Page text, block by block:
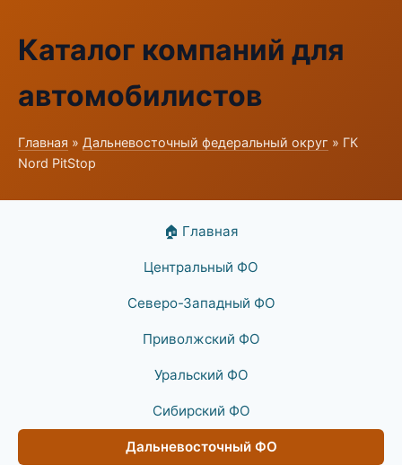
Каталог компаний для
автомобилистов
Главная » Дальневосточный федеральный округ » ГК
Nord PitStop
🏠 Главная
Центральный ФО
Северо-Западный ФО
Приволжский ФО
Уральский ФО
Сибирский ФО
Дальневосточный ФО